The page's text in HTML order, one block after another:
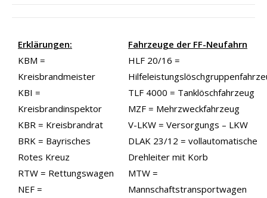
Erklärungen:
KBM =
Kreisbrandmeister
KBI =
Kreisbrandinspektor
KBR = Kreisbrandrat
BRK = Bayrisches
Rotes Kreuz
RTW = Rettungswagen
NEF =
Fahrzeuge der FF-Neufahrn
HLF 20/16 =
TLF 4000 = Tanklöschfahrzeug
MZF = Mehrzweckfahrzeug
V-LKW = Versorgungs – LKW
DLAK 23/12 = vollautomatische
Drehleiter mit Korb
MTW =
Mannschaftstransportwagen